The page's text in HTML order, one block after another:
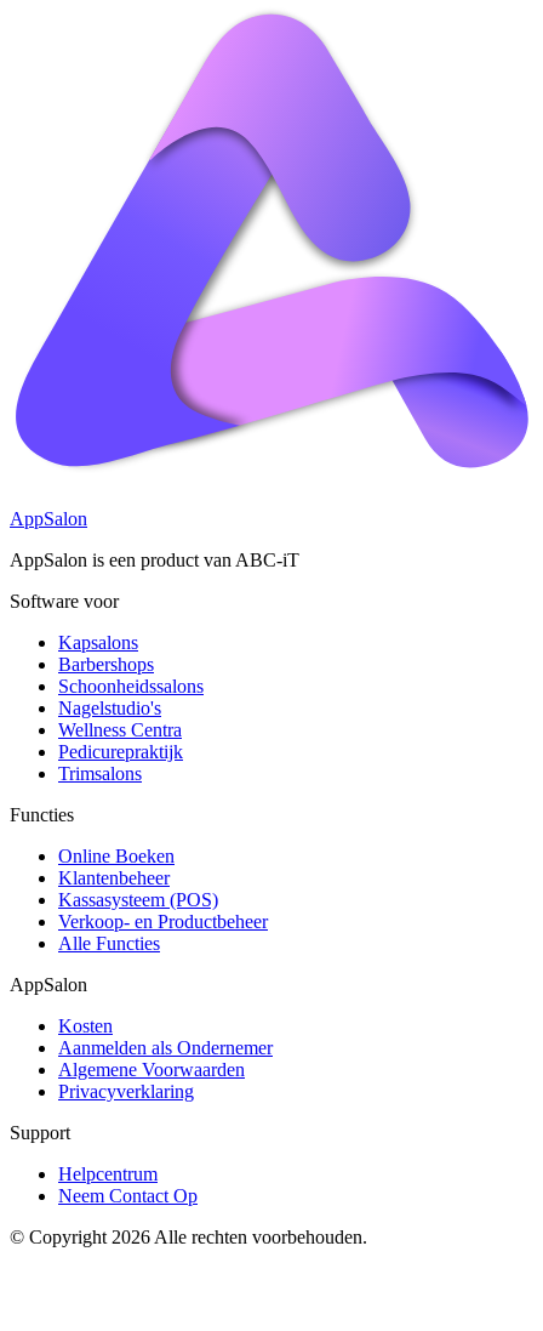
AppSalon
AppSalon is een product van ABC-iT
Software voor
Kapsalons
Barbershops
Schoonheidssalons
Nagelstudio's
Wellness Centra
Pedicurepraktijk
Trimsalons
Functies
Online Boeken
Klantenbeheer
Kassasysteem (POS)
Verkoop- en Productbeheer
Alle Functies
AppSalon
Kosten
Aanmelden als Ondernemer
Algemene Voorwaarden
Privacyverklaring
Support
Helpcentrum
Neem Contact Op
© Copyright 2026 Alle rechten voorbehouden.